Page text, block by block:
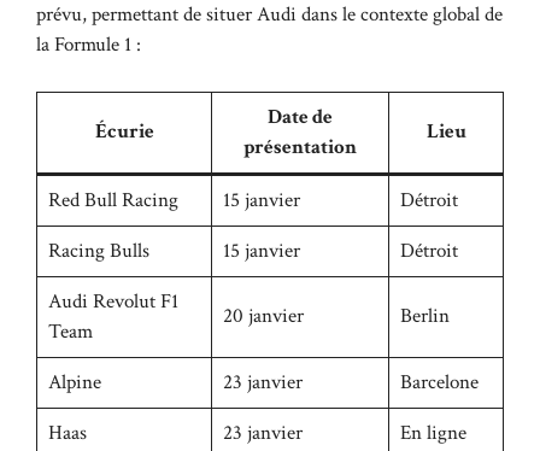
prévu, permettant de situer Audi dans le contexte global de
la Formule 1 :
Écurie
Date de
présentation
Lieu
Red Bull Racing 15 janvier
Détroit
Racing Bulls
15 janvier
Détroit
Audi Revolut F1
Team
20 janvier Berlin
Alpine 23 janvier
Barcelone
Haas
23 janvier En ligne